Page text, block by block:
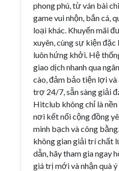
phong phú, từ ván bài
game vui nhộn, bắn cá,
loại khác. Khuyến mãi
xuyên, cùng sự kiện
luôn hứng khởi. Hệ
giao dịch nhanh qua
cào, đảm bảo tiện lợi và
trợ 24/7, sẵn sàng giải
Hitclub không chỉ là
nơi kết nối cộng đồng
minh bạch và công
không gian giải trí chất
dẫn, hãy tham gia ngay
giá trị mới và nhận quà ý